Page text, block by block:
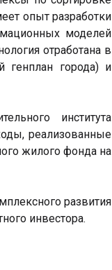
опыт разработки
моделей
отработана в
генплан города) и
института
реализованные
жилого фонда на
развития
инвестора.